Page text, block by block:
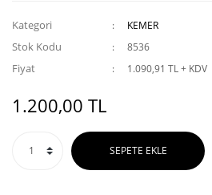
Kategori KEMER
Stok Kodu 8536
Fiyat 1.090,91 TL + KDV
1.200,00 TL
SEPETE EKLE